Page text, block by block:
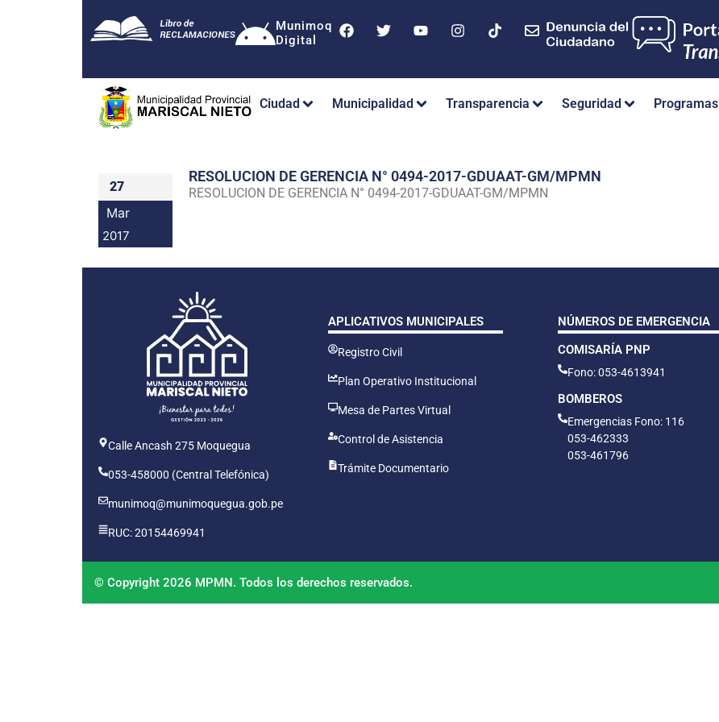
Munimoq
Digital
Ciudad Municipalidad Transparencia Seguridad Programas
27
Mar
2017
RESOLUCION DE GERENCIA N° 0494-2017-GDUAAT-GM/MPMN
RESOLUCION DE GERENCIA N° 0494-2017-GDUAAT-GM/MPMN
Calle Ancash 275 Moquegua
053-458000 (Central Telefónica)
munimoq@munimoquegua.gob.pe
RUC: 20154469941
APLICATIVOS MUNICIPALES
Registro Civil
Plan Operativo Institucional
Mesa de Partes Virtual
Control de Asistencia
Trámite Documentario
NÚMEROS DE EMERGENCIA
COMISARÍA PNP
Fono: 053-4613941
BOMBEROS
Emergencias Fono: 116
053-462333
053-461796
© Copyright 2026 MPMN. Todos los derechos reservados.